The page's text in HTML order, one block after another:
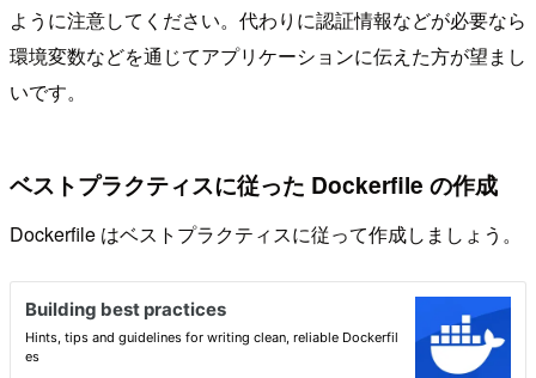
ように注意してください。代わりに認証情報などが必要なら
環境変数などを通じてアプリケーションに伝えた方が望まし
いです。
ベストプラクティスに従った Dockerfile の作成
Dockerfile はベストプラクティスに従って作成しましょう。